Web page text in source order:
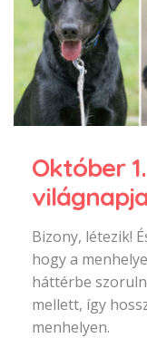
Október
Bizony, létezik!
hogy a
háttérbe
mellett, így
menhelyen.